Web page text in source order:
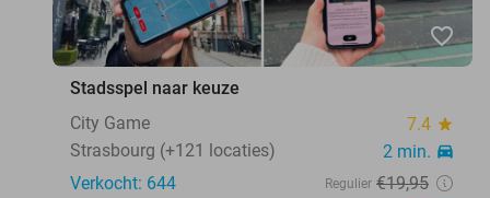
favorite_border
Stadsspel naar keuze
City Game
7.4 star
Strasbourg (+121 locaties) 2 min. directions_car
Verkocht: 644 Regulier €19,95